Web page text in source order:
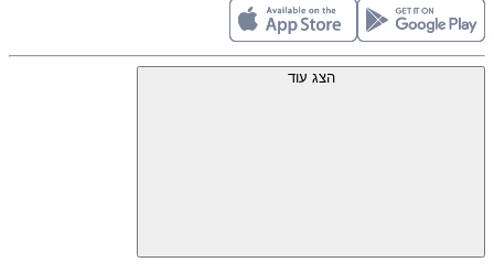
הצג עוד